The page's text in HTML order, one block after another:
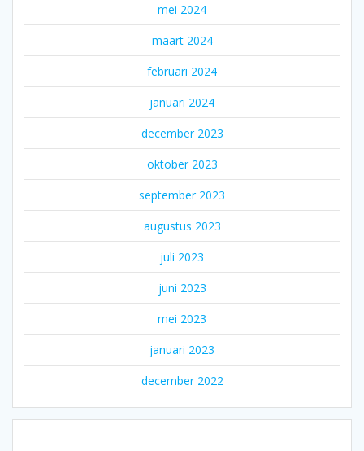
mei 2024
maart 2024
februari 2024
januari 2024
december 2023
oktober 2023
september 2023
augustus 2023
juli 2023
juni 2023
mei 2023
januari 2023
december 2022